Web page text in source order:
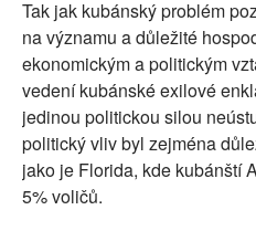
Tak jak kubánský problém
na významu a důležité
ekonomickým a politickým
vedení kubánské exilové
jedinou politickou silou
politický vliv byl zejména
jako je Florida, kde kubánští
5% voličů.